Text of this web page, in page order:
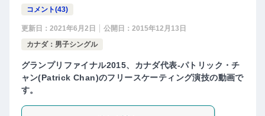
コメント(43)
更新日： 2021年6月2日 公開日： 2015年12月13日
カナダ：男子シングル
グランプリファイナル2015、カナダ代表-パトリック・チ
ャン(Patrick Chan)のフリースケーティング演技の動画で
す。